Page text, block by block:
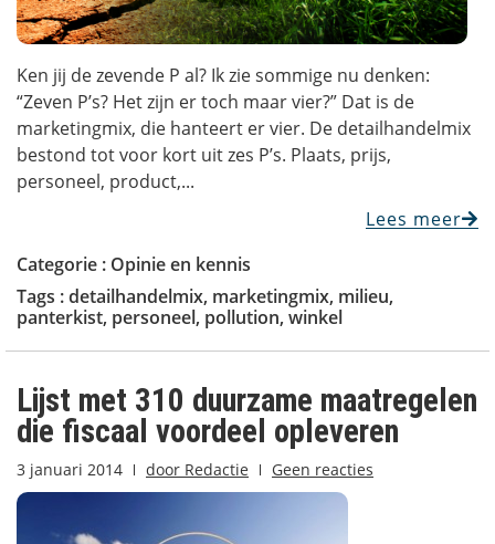
Ken jij de zevende P al? Ik zie sommige nu denken:
“Zeven P’s? Het zijn er toch maar vier?” Dat is de
marketingmix, die hanteert er vier. De detailhandelmix
bestond tot voor kort uit zes P’s. Plaats, prijs,
personeel, product,...
Lees meer
Categorie : Opinie en kennis
Tags :detailhandelmix, marketingmix, milieu,
panterkist, personeel, pollution, winkel
Lijst met 310 duurzame maatregelen
die fiscaal voordeel opleveren
3 januari 2014 door Redactie Geen reacties